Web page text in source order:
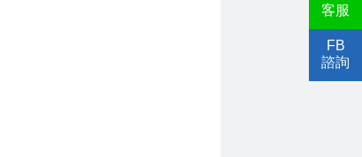
客服
FB
諮詢